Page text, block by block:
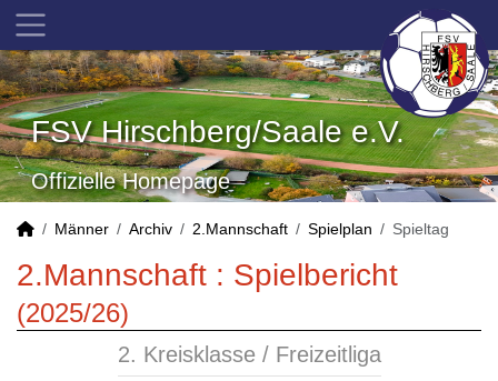
FSV Hirschberg/Saale e.V.
Offizielle Homepage
Männer Archiv 2.Mannschaft Spielplan Spieltag
2.Mannschaft : Spielbericht
(2025/26)
2. Kreisklasse / Freizeitliga